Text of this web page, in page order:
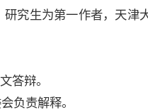
究生为第一作者，天津
答辩。
负责解释。